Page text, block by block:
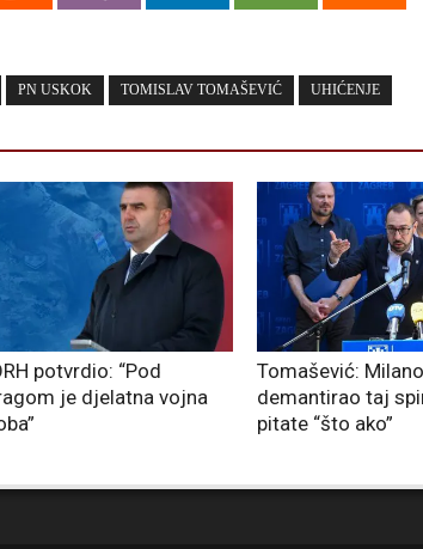
PN USKOK TOMISLAV TOMAŠEVIĆ UHIĆENJE
potvrdio: “Pod
je djelatna vojna
Tomašević:
demantirao taj
pitate “što ako”